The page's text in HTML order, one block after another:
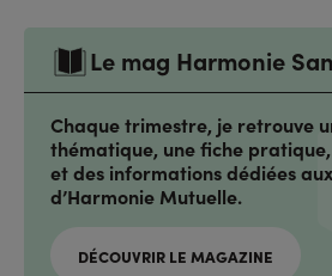
Le mag Harmonie
Chaque trimestre, je retrouve
thématique, une fiche
et des informations dédiées
d’Harmonie Mutuelle.
DÉCOUVRIR LE MAGAZINE